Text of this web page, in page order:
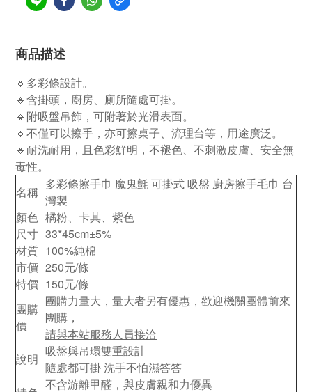
商品描述
🔹多彩條設計。
🔹含掛頭，廚房、廁所隨處可掛。
🔹附吸盤吊飾，可附著於光滑表面。
🔹不僅可以擦手，亦可擦桌子、流理台等，用途廣泛。
🔹耐洗耐用，且色彩鮮明，不褪色、不刺激皮膚、安全無
毒性。
名稱
多彩條擦手巾 魔鬼氈 可掛式 吸盤 廚房擦手毛巾 台
灣製
顏色 橘粉、卡其、紫色
尺寸 33*45cm±5%
材質 100%純棉
市價 250元/條
特價 150元/條
團購
價
團購力量大，量大者另有優惠，歡迎機關團體前來
團購，
請與本站服務人員接洽
說明
吸盤與吊環雙重設計
隨處都可掛洗手不怕濕答答
不含游離甲醛，與皮膚親和力優異